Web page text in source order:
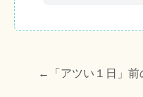
←「 アツい１日 」